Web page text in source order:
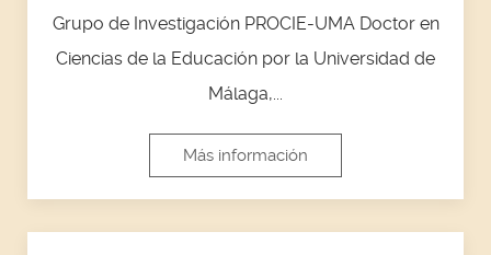
Grupo de Investigación PROCIE-UMA Doctor en
Ciencias de la Educación por la Universidad de
Málaga,...
Más información